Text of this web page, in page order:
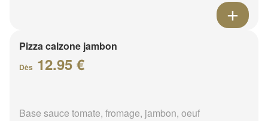
Pizza calzone jambon
Dès 12.95 €
Base sauce tomate, fromage, jambon, oeuf